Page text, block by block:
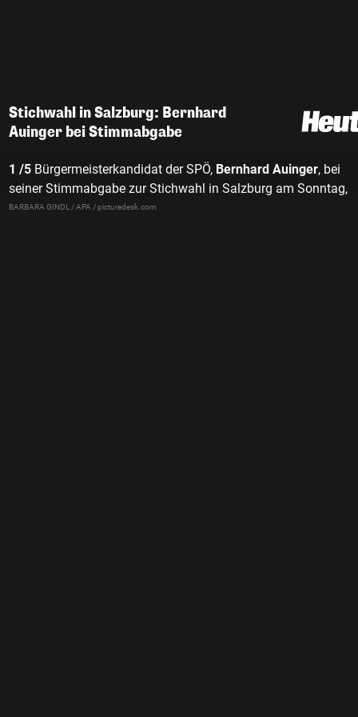
Stichwahl in Salzburg: Bernhard
Auinger bei Stimmabgabe
1 /5 Bürgermeisterkandidat der SPÖ, Bernhard Auinger, bei
seiner Stimmabgabe zur Stichwahl in Salzburg am Sonntag,
24. März 2024.
BARBARA GINDL / APA / picturedesk.com